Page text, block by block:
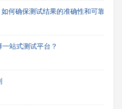
何确保测试结果的准确性和可靠性？
站式测试平台？